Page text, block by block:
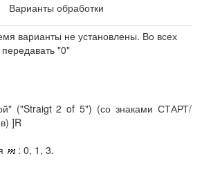
Варианты обработки
варианты не установлены. Во всех
"0"
("Straigt 2 of 5") (со знаками СТАРТ/
]R
: 0, 1, 3.